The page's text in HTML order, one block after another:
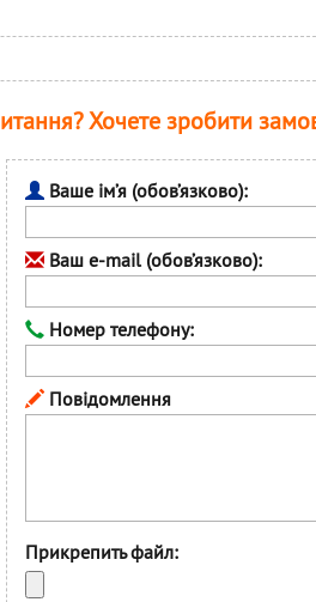
Хочете зробити
Ваше ім’я (обов’язково):
Ваш e-mail (обов’язково):
Номер телефону:
Повідомлення
Прикрепить файл: